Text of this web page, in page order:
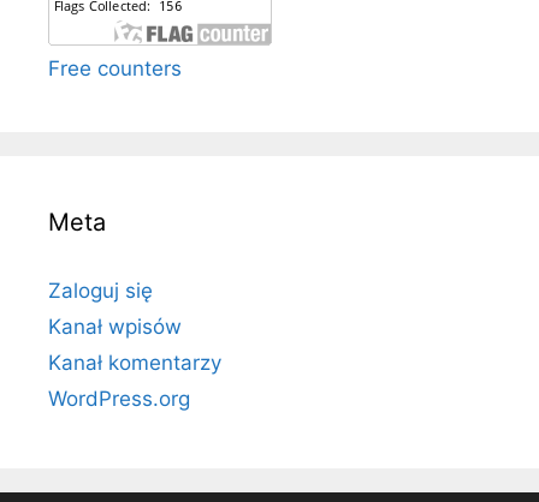
Free counters
Meta
Zaloguj się
Kanał wpisów
Kanał komentarzy
WordPress.org